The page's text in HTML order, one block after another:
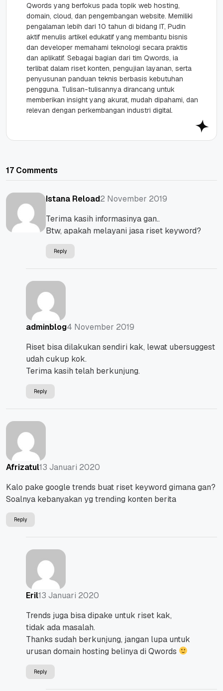
Qwords yang berfokus pada topik web hosting,
domain, cloud, dan pengembangan website. Memiliki
pengalaman lebih dari 10 tahun di bidang IT, Pudin
aktif menulis artikel edukatif yang membantu bisnis
dan developer memahami teknologi secara praktis
dan aplikatif. Sebagai bagian dari tim Qwords, ia
terlibat dalam riset konten, pengujian layanan, serta
penyusunan panduan teknis berbasis kebutuhan
pengguna. Tulisan-tulisannya dirancang untuk
memberikan insight yang akurat, mudah dipahami, dan
relevan dengan perkembangan industri digital.
17 Comments
Istana Reload2 November 2019
Terima kasih informasinya gan..
Btw, apakah melayani jasa riset keyword?
Reply
adminblog4 November 2019
Riset bisa dilakukan sendiri kak, lewat ubersuggest
udah cukup kok.
Terima kasih telah berkunjung.
Reply
Afrizatul13 Januari 2020
Kalo pake google trends buat riset keyword gimana gan?
Soalnya kebanyakan yg trending konten berita
Reply
Eril13 Januari 2020
Trends juga bisa dipake untuk riset kak,
tidak ada masalah.
Thanks sudah berkunjung, jangan lupa untuk
urusan domain hosting belinya di Qwords
Reply